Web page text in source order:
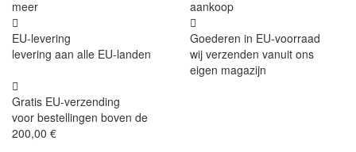
meer
aankoop
EU-levering
levering aan alle EU-landen
Goederen in EU-voorraad
wij verzenden vanuit ons
eigen magazijn
Gratis EU-verzending
voor bestellingen boven de
200,00 €